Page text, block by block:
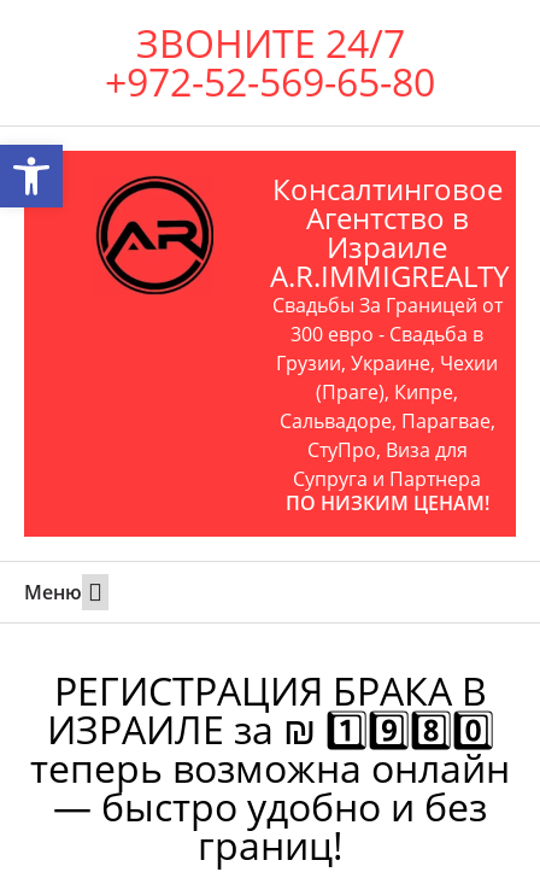
ЗВОНИТЕ 24/7
+972-52-569-65-80
Консалтинговое
Агентство в
Израиле
A.R.IMMIGREALTY
Свадьбы За Границей от
300 евро - Свадьба в
Грузии, Украине, Чехии
(Праге), Кипре,
Сальвадоре, Парагвае,
СтуПро, Виза для
Супруга и Партнера
ПО НИЗКИМ ЦЕНАМ!
Меню
РЕГИСТРАЦИЯ БРАКА В
ИЗРАИЛЕ за ₪ 1️⃣9️⃣8️⃣0️⃣
теперь возможна онлайн
— быстро удобно и без
границ!
Открыть панель инструментов